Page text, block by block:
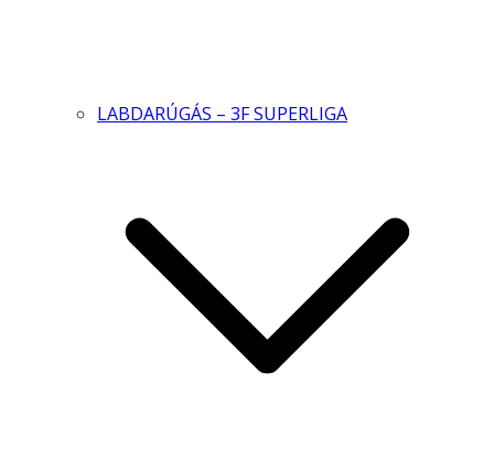
LABDARÚGÁS – 3F SUPERLIGA